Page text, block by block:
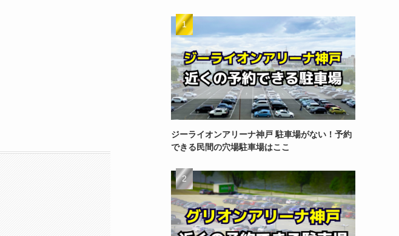
ジーライオンアリーナ神戸 駐車場がない！予約
できる民間の穴場駐車場はここ